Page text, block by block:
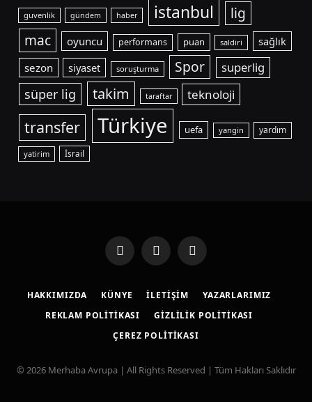
guvenlik gündem haber istanbul
lig
mac
oyuncu performans puan saldiri
sağlık
sezon
siyaset soruşturma Spor superlig
süper lig takim taraftar teknoloji
transfer Türkiye uefa yangin yardım
yatirim İsrail
Facebook
X
(Twitter)
Instagram
HAKKIMIZDA KÜNYE İLETIŞIM
YAZARLARIMIZ
REKLAM POLITIKASI
GIZLILIK POLITIKASI
ÇEREZ POLITIKASI
© 2026 Merhaba Avrupa | All Rights Reserved | Tüm Hakları Saklıdır